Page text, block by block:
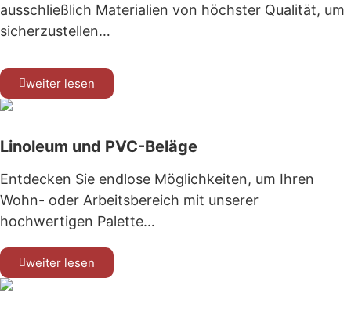
ausschließlich Materialien von höchster Qualität, um
sicherzustellen…
weiter lesen
Linoleum und PVC-Beläge
Entdecken Sie endlose Möglichkeiten, um Ihren
Wohn- oder Arbeitsbereich mit unserer
hochwertigen Palette…
weiter lesen